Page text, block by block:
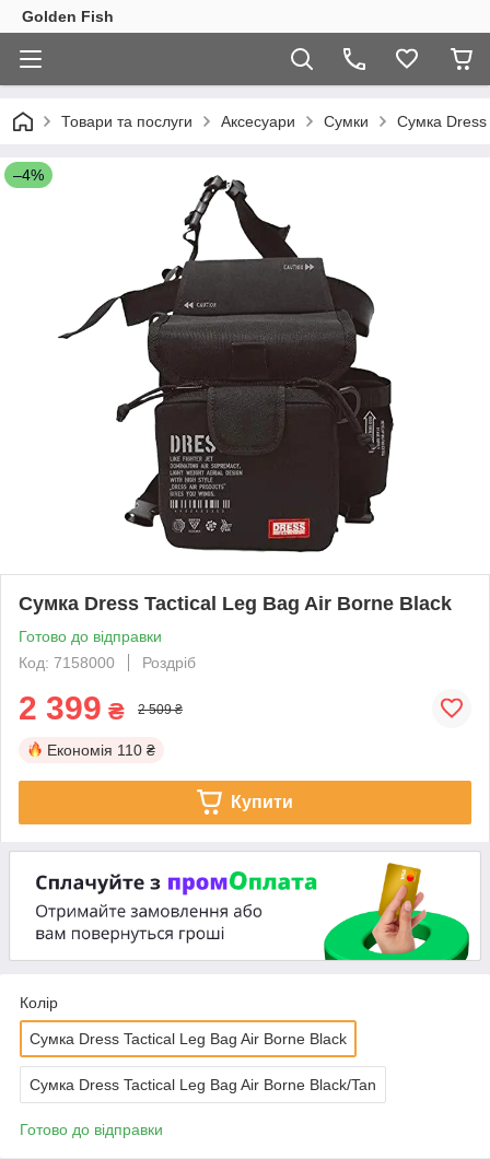
Golden Fish
Товари та послуги Аксесуари Сумки Сумка Dress
–4%
Сумка Dress Tactical Leg Bag Air Borne Black
Готово до відправки
Код: 7158000
Роздріб
2 399 ₴ 2 509 ₴
Економія 110 ₴
Купити
Колір
Сумка Dress Tactical Leg Bag Air Borne Black
Сумка Dress Tactical Leg Bag Air Borne Black/Tan
Готово до відправки